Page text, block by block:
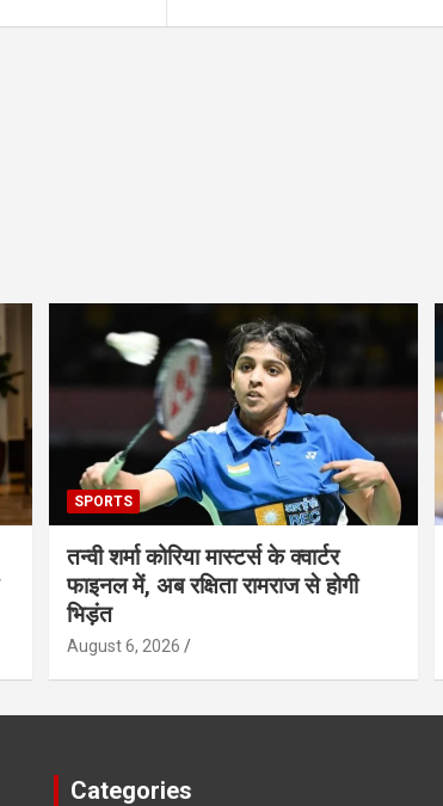
SPORTS
तन्वी शर्मा कोरिया मास्टर्स के क्वार्टर
फाइनल में, अब रक्षिता रामराज से होगी
भिड़ंत
August 6, 2026
Categories